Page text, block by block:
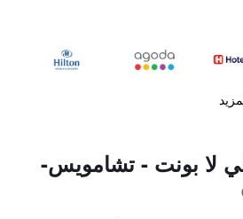
لا بونت - تشامويس-